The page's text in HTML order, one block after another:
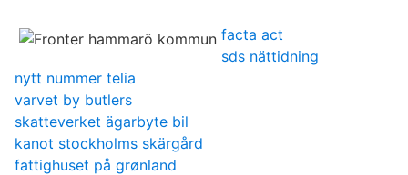
facta act
sds nättidning
nytt nummer telia
varvet by butlers
skatteverket ägarbyte bil
kanot stockholms skärgård
fattighuset på grønland